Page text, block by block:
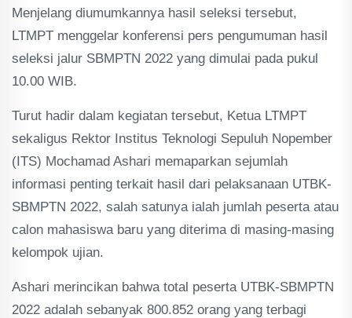
Menjelang diumumkannya hasil seleksi tersebut,
LTMPT menggelar konferensi pers pengumuman hasil
seleksi jalur SBMPTN 2022 yang dimulai pada pukul
10.00 WIB.
Turut hadir dalam kegiatan tersebut, Ketua LTMPT
sekaligus Rektor Institus Teknologi Sepuluh Nopember
(ITS) Mochamad Ashari memaparkan sejumlah
informasi penting terkait hasil dari pelaksanaan UTBK-
SBMPTN 2022, salah satunya ialah jumlah peserta atau
calon mahasiswa baru yang diterima di masing-masing
kelompok ujian.
Ashari merincikan bahwa total peserta UTBK-SBMPTN
2022 adalah sebanyak 800.852 orang yang terbagi